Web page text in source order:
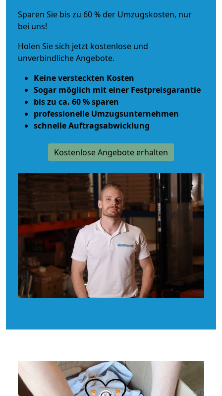
Sparen Sie bis zu 60 % der Umzugskosten, nur
bei uns!
Holen Sie sich jetzt kostenlose und
unverbindliche Angebote.
Keine versteckten Kosten
Sogar möglich mit einer Festpreisgarantie
bis zu ca. 60 % sparen
professionelle Umzugsunternehmen
schnelle Auftragsabwicklung
Kostenlose Angebote erhalten